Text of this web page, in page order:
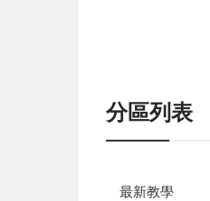
分區列表
最新教學